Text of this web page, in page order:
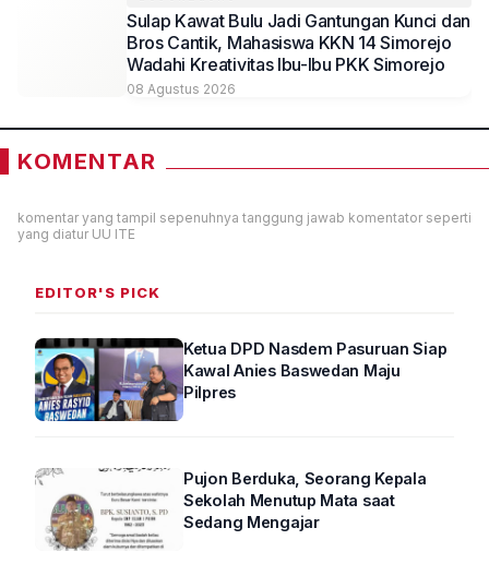
Sulap Kawat Bulu Jadi Gantungan Kunci dan
Bros Cantik, Mahasiswa KKN 14 Simorejo
Wadahi Kreativitas Ibu-Ibu PKK Simorejo
08 Agustus 2026
KOMENTAR
komentar yang tampil sepenuhnya tanggung jawab komentator seperti
yang diatur UU ITE
EDITOR'S PICK
Ketua DPD Nasdem Pasuruan Siap
Kawal Anies Baswedan Maju
Pilpres
Pujon Berduka, Seorang Kepala
Sekolah Menutup Mata saat
Sedang Mengajar